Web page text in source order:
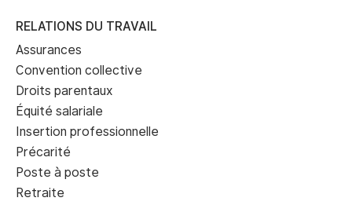
RELATIONS DU TRAVAIL
Assurances
Convention collective
Droits parentaux
Équité salariale
Insertion professionnelle
Précarité
Poste à poste
Retraite